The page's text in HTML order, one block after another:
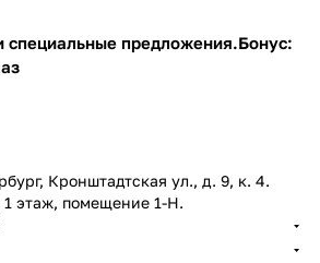
косметика),
50 мл
специальные предложения.Бонус:
Кронштадтская ул., д. 9, к. 4.
1 этаж, помещение 1-Н.